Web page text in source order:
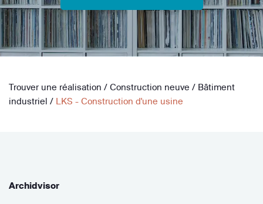
Trouver une réalisation / Construction neuve / Bâtiment
industriel / LKS - Construction d'une usine
Archidvisor